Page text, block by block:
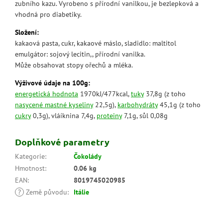
zubního kazu. Vyrobeno s přírodní vanilkou, je bezlepková a
vhodná pro diabetiky.
Složení:
kakaová pasta, cukr, kakaové máslo, sladidlo: maltitol
emulgátor: sojový lecitin,, přírodní vanilka.
Může obsahovat stopy ořechů a mléka.
Výživové údaje na 100g:
energetická hodnota 1970kJ/477kcal,tuky37,8g (z toho
nasycené mastné kyseliny22,5g), karbohydráty45,1g (z toho
cukry0,3g), vláíknina 7,4g, proteiny7,1g, sůl 0,08g
Doplňkové parametry
Kategorie:
Čokolády
Hmotnost:
0.06 kg
EAN:
8019745020985
? Země původu:
Itálie